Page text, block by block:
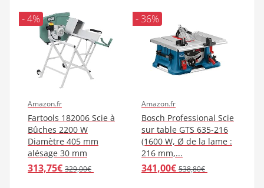
- 4%
Amazon.fr
Fartools 182006 Scie à
Bûches 2200 W
Diamètre 405 mm
alésage 30 mm
313,75€ 329,00€
- 36%
Amazon.fr
Bosch Professional Scie
sur table GTS 635-216
(1600 W, Ø de la lame :
216 mm,...
341,00€ 538,80€